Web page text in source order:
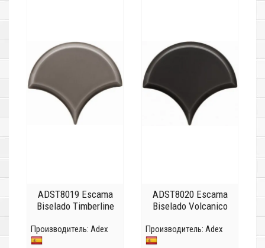
ADST8019 Escama
Biselado Timberline
Производитель: Adex
ADST8020 Escama
Biselado Volcanico
Производитель: Adex